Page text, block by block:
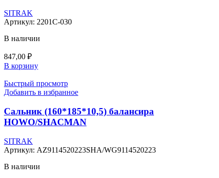
SITRAK
Артикул: 2201С-030
В наличии
847,00 ₽
В корзину
Быстрый просмотр
Добавить в избранное
Сальник (160*185*10,5) балансира
HOWO/SHACMAN
SITRAK
Артикул: AZ9114520223SHA/WG9114520223
В наличии